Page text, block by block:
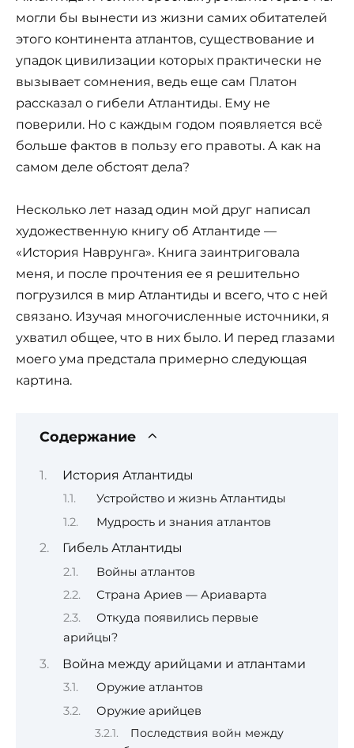
могли бы вынести из жизни самих обитателей
этого континента атлантов, существование и
упадок цивилизации которых практически не
вызывает сомнения, ведь еще сам Платон
рассказал о гибели Атлантиды. Ему не
поверили. Но с каждым годом появляется всё
больше фактов в пользу его правоты. А как на
самом деле обстоят дела?
Несколько лет назад один мой друг написал
художественную книгу об Атлантиде —
«История Наврунга». Книга заинтриговала
меня, и после прочтения ее я решительно
погрузился в мир Атлантиды и всего, что с ней
связано. Изучая многочисленные источники, я
ухватил общее, что в них было. И перед глазами
моего ума предстала примерно следующая
картина.
Содержание
История Атлантиды
Устройство и жизнь Атлантиды
Мудрость и знания атлантов
Гибель Атлантиды
Войны атлантов
Страна Ариев — Ариаварта
Откуда появились первые
арийцы?
Война между арийцами и атлантами
Оружие атлантов
Оружие арийцев
Последствия войн между